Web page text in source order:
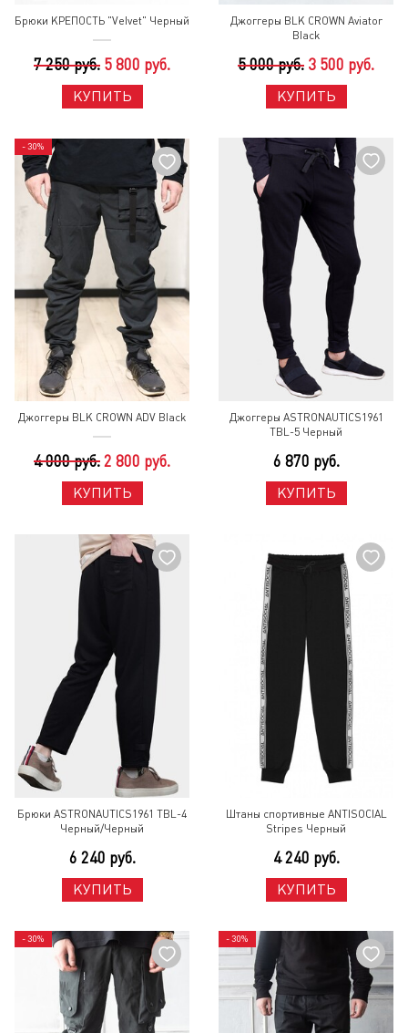
Брюки КРЕПОСТЬ "Velvet" Черный
7 250 руб. 5 800 руб.
КУПИТЬ
Джоггеры BLK CROWN Aviator
Black
5 000 руб. 3 500 руб.
КУПИТЬ
- 30%
Джоггеры BLK CROWN ADV Black
4 000 руб. 2 800 руб.
КУПИТЬ
Джоггеры ASTRONAUTICS1961
TBL-5 Черный
6 870 руб.
КУПИТЬ
Брюки ASTRONAUTICS1961 TBL-4
Черный/Черный
6 240 руб.
КУПИТЬ
Штаны спортивные ANTISOCIAL
Stripes Черный
4 240 руб.
КУПИТЬ
- 30% - 30%